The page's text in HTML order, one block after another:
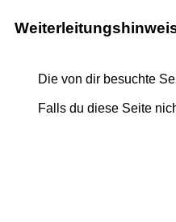
Die von dir besuchte
Falls du diese Seite